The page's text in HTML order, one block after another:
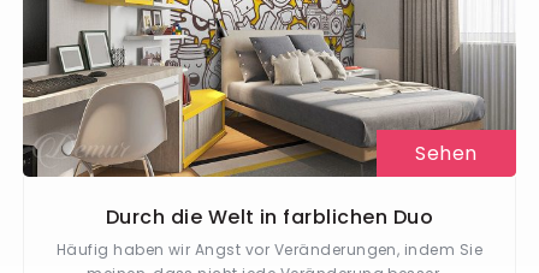
Sehen
Durch die Welt in farblichen Duo
Häufig haben wir Angst vor Veränderungen, indem Sie